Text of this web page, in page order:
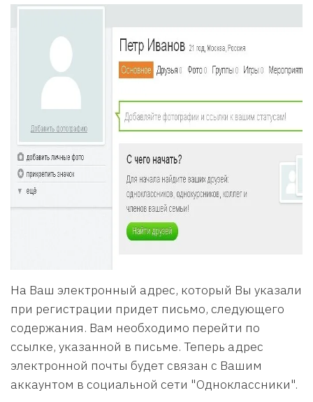
На Ваш электронный адрес, который Вы указали
при регистрации придет письмо, следующего
содержания. Вам необходимо перейти по
ссылке, указанной в письме. Теперь адрес
электронной почты будет связан с Вашим
аккаунтом в социальной сети "Одноклассники".